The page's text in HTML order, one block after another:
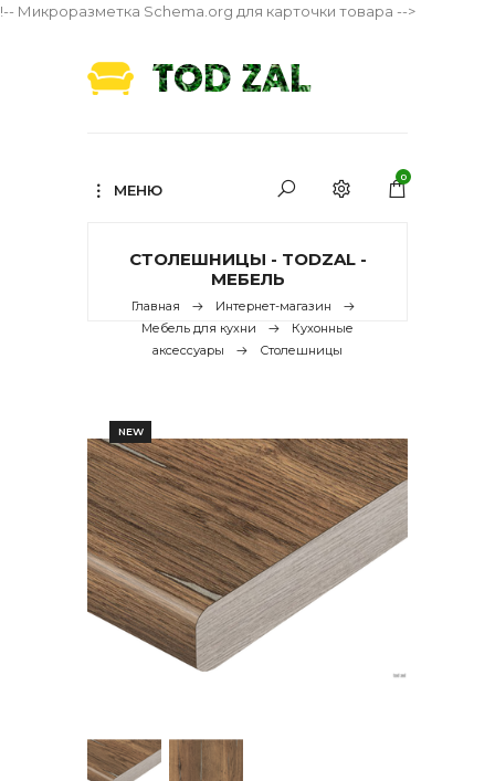
!-- Микроразметка Schema.org для карточки товара -->
МЕНЮ
0
СТОЛЕШНИЦЫ - TODZAL -
МЕБЕЛЬ
Главная
Интернет-магазин
Мебель для кухни
Кухонные
аксессуары
Столешницы
NEW